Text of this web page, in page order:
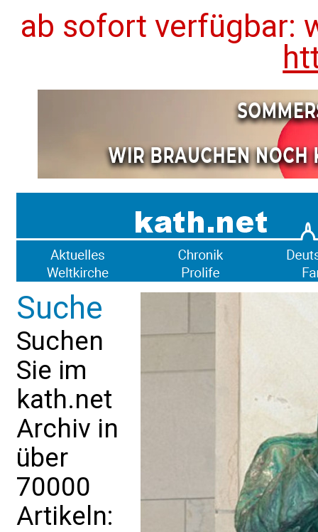
ab sofort verfügbar:
Suche
Suchen
Sie im
kath.net
Archiv in
über
70000
Artikeln: